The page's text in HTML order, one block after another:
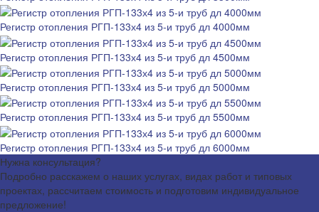
Регистр отопления РГП-133х4 из 5-и труб дл 4000мм
Регистр отопления РГП-133х4 из 5-и труб дл 4500мм
Регистр отопления РГП-133х4 из 5-и труб дл 5000мм
Регистр отопления РГП-133х4 из 5-и труб дл 5500мм
Регистр отопления РГП-133х4 из 5-и труб дл 6000мм
Нужна консультация?
Подробно расскажем о наших услугах, видах работ и типовых
проектах, рассчитаем стоимость и подготовим индивидуальное
предложение!